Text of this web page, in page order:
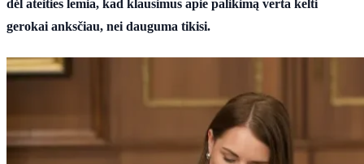
dėl ateities lemia, kad klausimus apie palikimą verta kelti
gerokai anksčiau, nei dauguma tikisi.